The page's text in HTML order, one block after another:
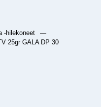
-hilekoneet
—
25gr GALA DP 30